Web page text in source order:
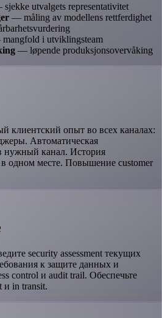
utvalgets representativitet
— måling av modellens rettferdighet
i utviklingsteam
— løpende produksjonsovervåking
клиентский опыт во всех каналах:
Автоматическая
нужный канал. История
одном месте. Повышение customer
security assessment текущих
к защите данных и
control и audit trail. Обеспечьте
и in transit.